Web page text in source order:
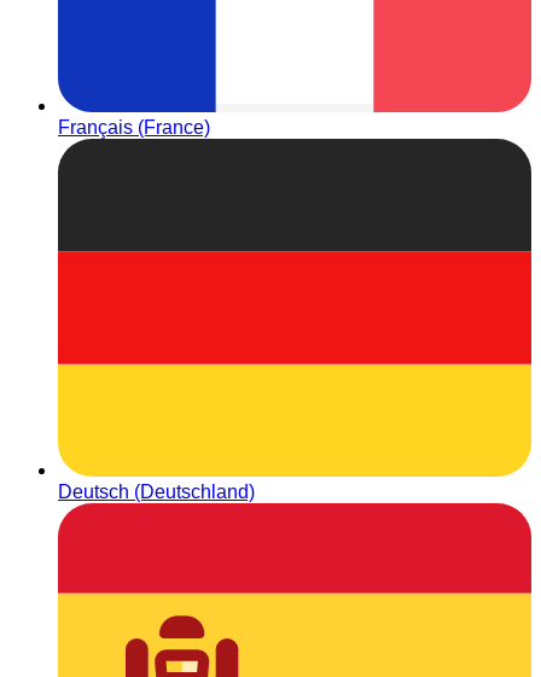
Français (France)
Deutsch (Deutschland)